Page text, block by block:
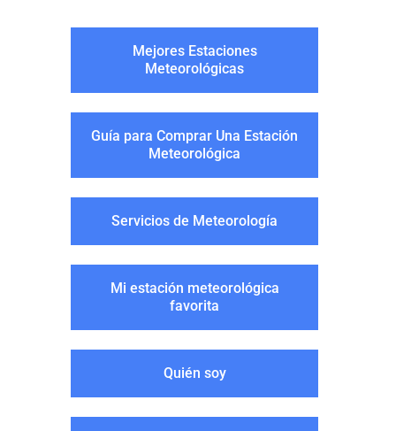
Mejores Estaciones
Meteorológicas
Guía para Comprar Una Estación
Meteorológica
Servicios de Meteorología
Mi estación meteorológica
favorita
Quién soy